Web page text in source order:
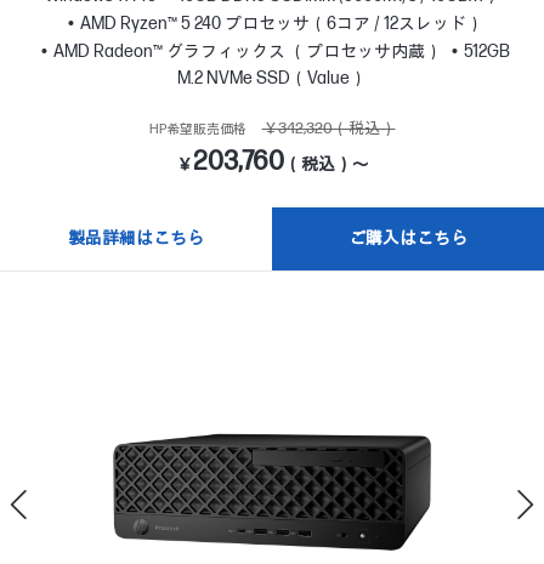
AMD Ryzen™ 5 240 プロセッサ（6コア / 12スレッド）
AMD Radeon™ グラフィックス （プロセッサ内蔵）
512GB
M.2 NVMe SSD（Value）
HP希望販売価格 ￥342,320（税込）
￥203,760（税込）～
製品詳細はこちら ご購入はこちら